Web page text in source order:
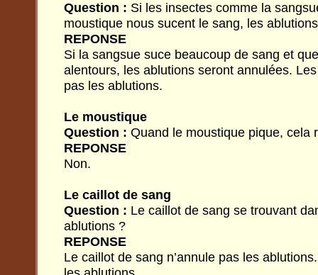
Question : Si les insectes comme la
moustique nous sucent le sang, les
REPONSE
Si la sangsue suce beaucoup de sang et
alentours, les ablutions seront annulées.
pas les ablutions.
Le moustique
Question : Quand le moustique pique, cela
REPONSE
Non.
Le caillot de sang
Question : Le caillot de sang se trouvant
ablutions ?
REPONSE
Le caillot de sang n’annule pas les